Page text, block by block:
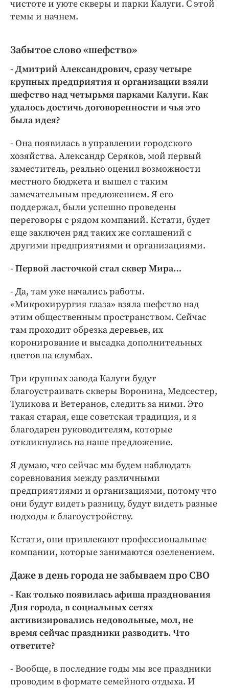
чистоте и уюте скверы и парки Калуги. С этой
темы и начнем.
Забытое слово «шефство»
- Дмитрий Александрович, сразу четыре
крупных предприятия и организации взяли
шефство над четырьмя парками Калуги. Как
удалось достичь договоренности и чья это
была идея?
- Она появилась в управлении городского
хозяйства. Александр Серяков, мой первый
заместитель, реально оценил возможности
местного бюджета и вышел с таким
замечательным предложением. Я его
поддержал, были успешно проведены
переговоры с рядом компаний. Кстати, будет
еще заключен ряд таких же соглашений с
другими предприятиями и организациями.
- Первой ласточкой стал сквер Мира…
- Да, там уже начались работы.
«Микрохирургия глаза» взяла шефство над
этим общественным пространством. Сейчас
там проходит обрезка деревьев, их
коронирование и высадка дополнительных
цветов на клумбах.
Три крупных завода Калуги будут
благоустраивать скверы Воронина, Медсестер,
Туликова и Ветеранов, следить за ними. Это
такая старая, еще советская традиция, и я
благодарен руководителям, которые
откликнулись на наше предложение.
Я думаю, что сейчас мы будем наблюдать
соревнования между различными
предприятиями и организациями, потому что
они будут видеть разницу, будут видеть разные
подходы к благоустройству.
Кстати, они привлекают профессиональные
компании, которые занимаются озеленением.
Даже в день города не забываем про СВО
- Как только появилась афиша празднования
Дня города, в социальных сетях
активизировались недовольные, мол, не
время сейчас праздники разводить. Что
ответите?
- Вообще, в последние годы мы все праздники
проводим в формате семейного отдыха. И